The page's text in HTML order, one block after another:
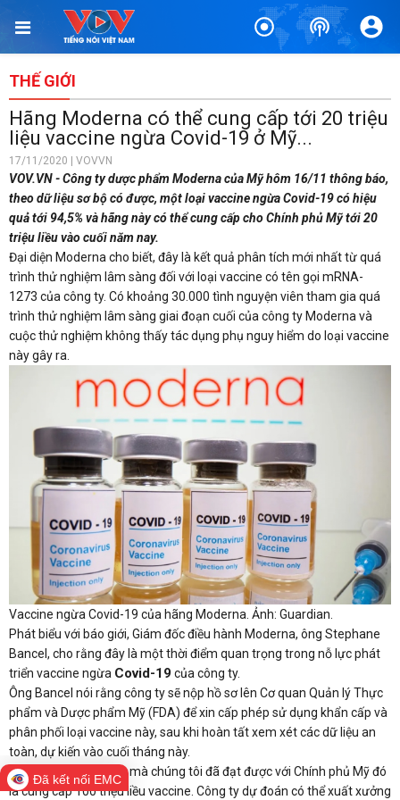
THẾ GIỚI
Hãng Moderna có thể cung cấp tới 20 triệu
liệu vaccine ngừa Covid-19 ở Mỹ...
17/11/2020 | VOVVN
VOV.VN - Công ty dược phẩm Moderna của Mỹ hôm 16/11 thông báo,
theo dữ liệu sơ bộ có được, một loại vaccine ngừa Covid-19 có hiệu
quả tới 94,5% và hãng này có thể cung cấp cho Chính phủ Mỹ tới 20
triệu liều vào cuối năm nay.
Đại diện Moderna cho biết, đây là kết quả phân tích mới nhất từ quá
trình thử nghiệm lâm sàng đối với loại vaccine có tên gọi mRNA-
1273 của công ty. Có khoảng 30.000 tình nguyện viên tham gia quá
trình thử nghiệm lâm sàng giai đoạn cuối của công ty Moderna và
cuộc thử nghiệm không thấy tác dụng phụ nguy hiểm do loại vaccine
này gây ra.
Vaccine ngừa Covid-19 của hãng Moderna. Ảnh: Guardian.
Phát biểu với báo giới, Giám đốc điều hành Moderna, ông Stephane
Bancel, cho rằng đây là một thời điểm quan trọng trong nỗ lực phát
triển vaccine ngừa Covid-19 của công ty.
Ông Bancel nói rằng công ty sẽ nộp hồ sơ lên Cơ quan Quản lý Thực
phẩm và Dược phẩm Mỹ (FDA) để xin cấp phép sử dụng khẩn cấp và
phân phối loại vaccine này, sau khi hoàn tất xem xét các dữ liệu an
toàn, dự kiến vào cuối tháng này.
“Thỏa thuận đầu tiên mà chúng tôi đã đạt được với Chính phủ Mỹ đó
là cung cấp 100 triệu liều vaccine. Công ty dự đoán có thể xuất xưởng
Đã kết nối EMC